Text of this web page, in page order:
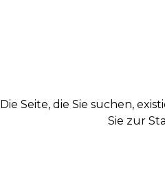
Die Seite, die Sie suchen,
Sie zur